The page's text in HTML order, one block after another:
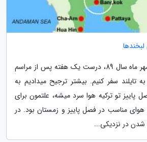
برای سفر ماه عسل در مهر ماه سال 89، درست یک هفته پس از مراسم
تایلند سفر کنیم. بیشتر ترجیح میدادیم به
پاییز تو ترکیه هوا سرد میشه، علتمون برای
مناسب در فصل پاییز و زمستان بود. در
شدن در نزدیکی...